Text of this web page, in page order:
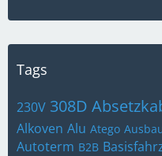
Tags
230V 308D
Alkoven Alu Atego
Autoterm B2B